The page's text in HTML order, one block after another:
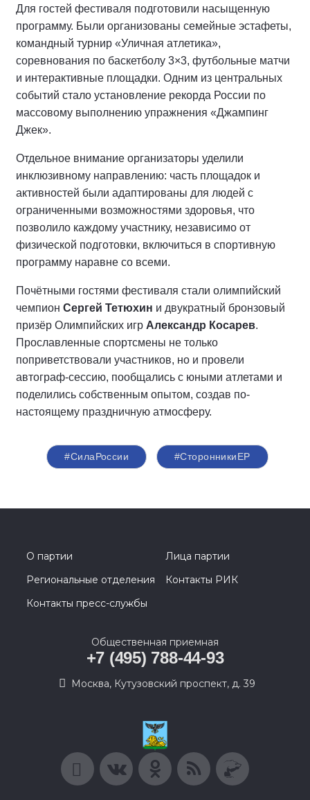
Для гостей фестиваля подготовили насыщенную
программу. Были организованы семейные эстафеты,
командный турнир «Уличная атлетика»,
соревнования по баскетболу 3×3, футбольные матчи
и интерактивные площадки. Одним из центральных
событий стало установление рекорда России по
массовому выполнению упражнения «Джампинг
Джек».
Отдельное внимание организаторы уделили
инклюзивному направлению: часть площадок и
активностей были адаптированы для людей с
ограниченными возможностями здоровья, что
позволило каждому участнику, независимо от
физической подготовки, включиться в спортивную
программу наравне со всеми.
Почётными гостями фестиваля стали олимпийский
чемпион Сергей Тетюхин и двукратный бронзовый
призёр Олимпийских игр Александр Косарев.
Прославленные спортсмены не только
поприветствовали участников, но и провели
автограф-сессию, пообщались с юными атлетами и
поделились собственным опытом, создав по-
настоящему праздничную атмосферу.
#СилаРоссии #СторонникиЕР
О партии
Лица партии
Региональные отделения
Контакты РИК
Контакты пресс-службы
Общественная приемная
+7 (495) 788-44-93
Москва, Кутузовский проспект, д. 39